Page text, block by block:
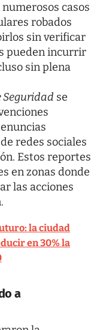
casos
robados
sin verificar
pueden incurrir
sin plena
se
redes sociales
Estos reportes
en zonas donde
las acciones
la ciudad
en 30% la
a